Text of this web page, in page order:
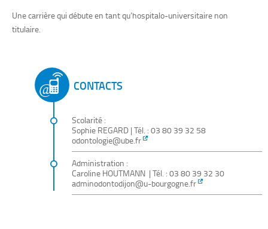
Pour plus de renseignement concernant les carrières
Une carrière qui débute en tant qu’hospitalo-universitaire non
titulaire.
CONTACTS
Scolarité :
Sophie REGARD | Tél. : 03 80 39 32 58
odontologie@ube.fr
Administration :
Caroline HOUTMANN | Tél. : 03 80 39 32 30
adminodontodijon@u-bourgogne.fr